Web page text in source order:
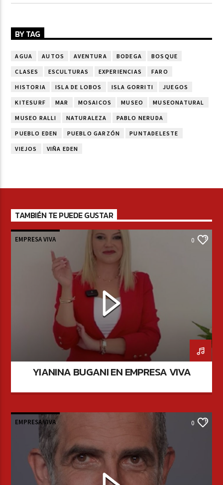
BY TAG
AGUA AUTOS AVENTURA BODEGA BOSQUE
CLASES ESCULTURAS EXPERIENCIAS FARO
HISTORIA ISLA DE LOBOS ISLA GORRITI JUEGOS
KITESURF MAR MOSAICOS MUSEO MUSEONATURAL
MUSEO RALLI NATURALEZA PABLO NERUDA
PUEBLO EDEN PUEBLO GARZÓN PUNTADELESTE
VIEJOS VIÑA EDEN
TAMBIÉN TE PUEDE GUSTAR
EMPRESA VIVA 0
YIANINA BUGANI EN EMPRESA VIVA
EMPRESA VIVA 0